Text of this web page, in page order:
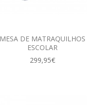
MESA DE MATRAQUILHOS
ESCOLAR
299,95€